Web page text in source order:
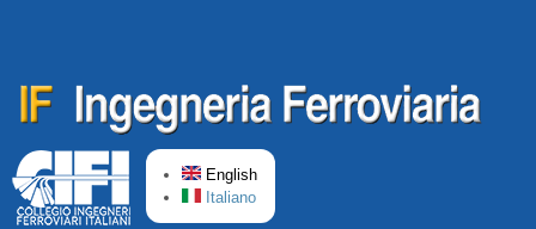
English
Italiano